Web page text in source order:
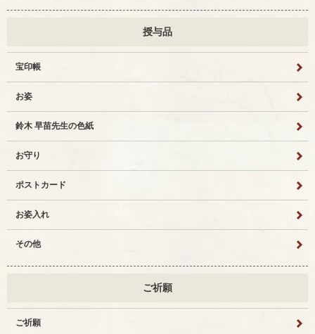
授与品
宝印帳
お姿
鈴木 早苗先生の色紙
お守り
ポストカード
お姿入れ
その他
ご祈願
ご祈願